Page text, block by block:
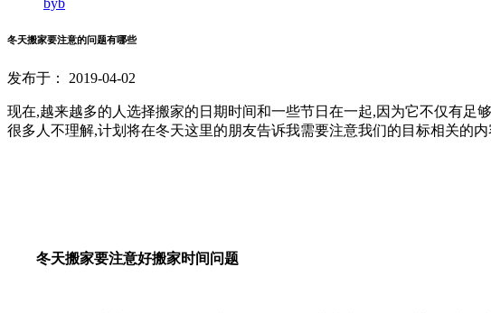
byb
冬天搬家要注意的问题有哪些
发布于： 2019-04-02
现在,越来越多的人选择搬家的日期时间和一些节日在一起,因为它不仅有
很多人不理解,计划将在冬天这里的朋友告诉我需要注意我们的目标相关的内
冬天搬家要注意好搬家时间问题